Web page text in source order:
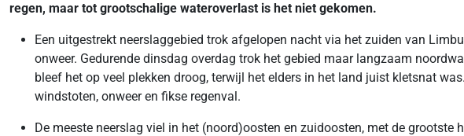
regen, maar tot grootschalige wateroverlast is het niet gekomen.
Een uitgestrekt neerslaggebied trok afgelopen nacht via het zuiden van
onweer. Gedurende dinsdag overdag trok het gebied maar langzaam
bleef het op veel plekken droog, terwijl het elders in het land juist kletsnat
windstoten, onweer en fikse regenval.
De meeste neerslag viel in het (noord)oosten en zuidoosten, met de